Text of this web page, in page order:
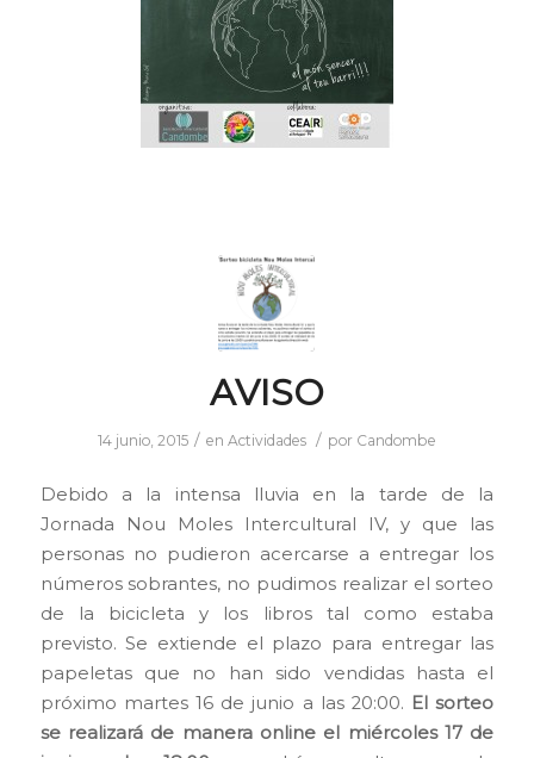
AVISO
14 junio, 2015 / en Actividades / por Candombe
Debido a la intensa lluvia en la tarde de la
Jornada Nou Moles Intercultural IV, y que las
personas no pudieron acercarse a entregar los
números sobrantes, no pudimos realizar el sorteo
de la bicicleta y los libros tal como estaba
previsto. Se extiende el plazo para entregar las
papeletas que no han sido vendidas hasta el
próximo martes 16 de junio a las 20:00. El sorteo
se realizará de manera online el miércoles 17 de